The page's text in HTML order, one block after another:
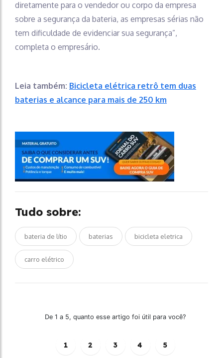
diretamente para o vendedor ou corpo da empresa
sobre a segurança da bateria, as empresas sérias não
tem dificuldade de evidenciar sua segurança”,
completa o empresário.
Leia também: Bicicleta elétrica retrô tem duas
baterias e alcance para mais de 250 km
Tudo sobre:
bateria de lítio baterias bicicleta eletrica
carro elétrico
De 1 a 5, quanto esse artigo foi útil para você?
1 2 3 4 5